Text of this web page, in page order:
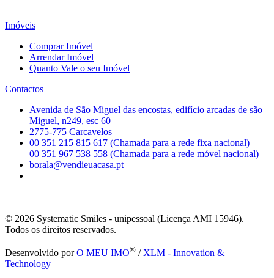
Imóveis
Comprar Imóvel
Arrendar Imóvel
Quanto Vale o seu Imóvel
Contactos
Avenida de São Miguel das encostas, edifício arcadas de são
Miguel, n249, esc 60
2775-775 Carcavelos
00 351 215 815 617 (Chamada para a rede fixa nacional)
00 351 967 538 558 (Chamada para a rede móvel nacional)
borala@vendieuacasa.pt
© 2026 Systematic Smiles - unipessoal (Licença AMI 15946).
Todos os direitos reservados.
Desenvolvido porO MEU IMO® / XLM - Innovation &
Technology